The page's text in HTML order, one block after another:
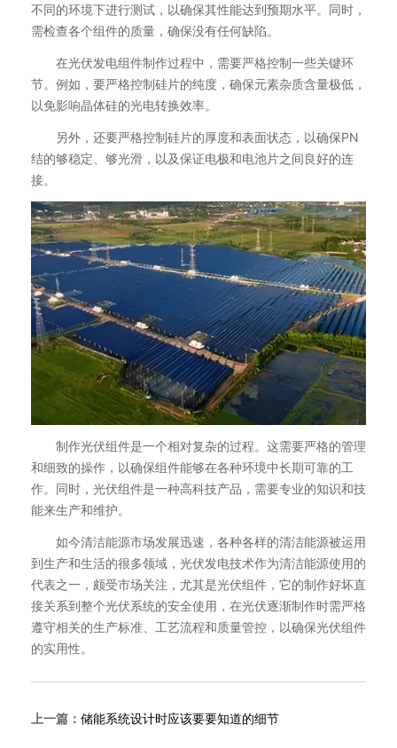
不同的环境下进行测试，以确保其性能达到预期水平。同时，
需检查各个组件的质量，确保没有任何缺陷。
在光伏发电组件制作过程中，需要严格控制一些关键环
节。例如，要严格控制硅片的纯度，确保元素杂质含量极低，
以免影响晶体硅的光电转换效率。
另外，还要严格控制硅片的厚度和表面状态，以确保PN
结的够稳定、够光滑，以及保证电极和电池片之间良好的连
接。
制作光伏组件是一个相对复杂的过程。这需要严格的管理
和细致的操作，以确保组件能够在各种环境中长期可靠的工
作。同时，光伏组件是一种高科技产品，需要专业的知识和技
能来生产和维护。
如今清洁能源市场发展迅速，各种各样的清洁能源被运用
到生产和生活的很多领域，光伏发电技术作为清洁能源使用的
代表之一，颇受市场关注，尤其是光伏组件，它的制作好坏直
接关系到整个光伏系统的安全使用，在光伏逐渐制作时需严格
遵守相关的生产标准、工艺流程和质量管控，以确保光伏组件
的实用性。
上一篇： 储能系统设计时应该要要知道的细节